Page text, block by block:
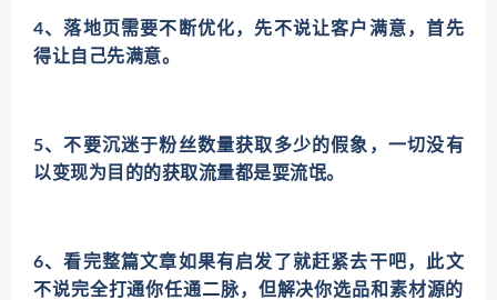
4、落地页需要不断优化，先不说让客户满意，首先
得让自己先满意。
5、不要沉迷于粉丝数量获取多少的假象，一切没有
以变现为目的的获取流量都是耍流氓。
6、看完整篇文章如果有启发了就赶紧去干吧，此文
不说完全打通你任通二脉，但解决你选品和素材源的